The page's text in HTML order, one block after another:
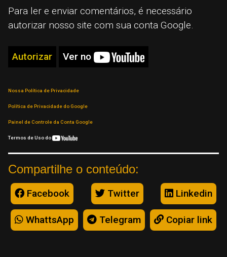
Para ler e enviar comentários, é necessário
autorizar nosso site com sua conta Google.
Autorizar Ver no
Nossa Política de Privacidade
Política de Privacidade do Google
Painel de Controle da Conta Google
Termos de Uso do
Compartilhe o conteúdo:
Facebook Twitter Linkedin
WhattsApp Telegram Copiar link